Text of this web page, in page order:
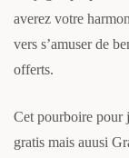
averez votre
vers s’amuser de
offerts.
Cet pourboire pour
gratis mais auusi